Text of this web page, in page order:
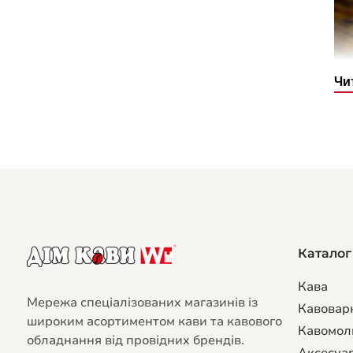
Мережа спеціалізованих магазинів із
широким асортиментом кави та кавового
обладнання від провідних брендів.
Каталог
Кава